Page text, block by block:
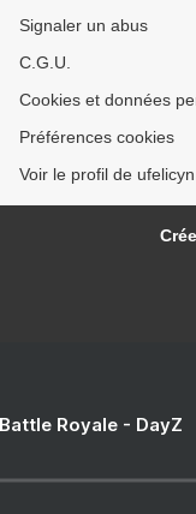
Signaler un abus
C.G.U.
Cookies et données
Préférences cookies
Voir le profil de
Royale - DayZ